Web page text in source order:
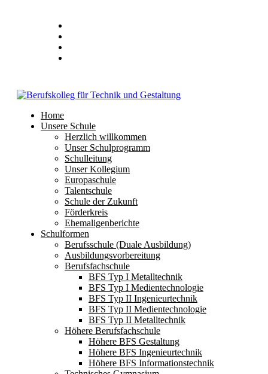
Home
Unsere Schule
Herzlich willkommen
Unser Schulprogramm
Schulleitung
Unser Kollegium
Europaschule
Talentschule
Schule der Zukunft
Förderkreis
Ehemaligenberichte
Schulformen
Berufsschule (Duale Ausbildung)
Ausbildungsvorbereitung
Berufsfachschule
BFS Typ I Metalltechnik
BFS Typ I Medientechnologie
BFS Typ II Ingenieurtechnik
BFS Typ II Medientechnologie
BFS Typ II Metalltechnik
Höhere Berufsfachschule
Höhere BFS Gestaltung
Höhere BFS Ingenieurtechnik
Höhere BFS Informationstechnik